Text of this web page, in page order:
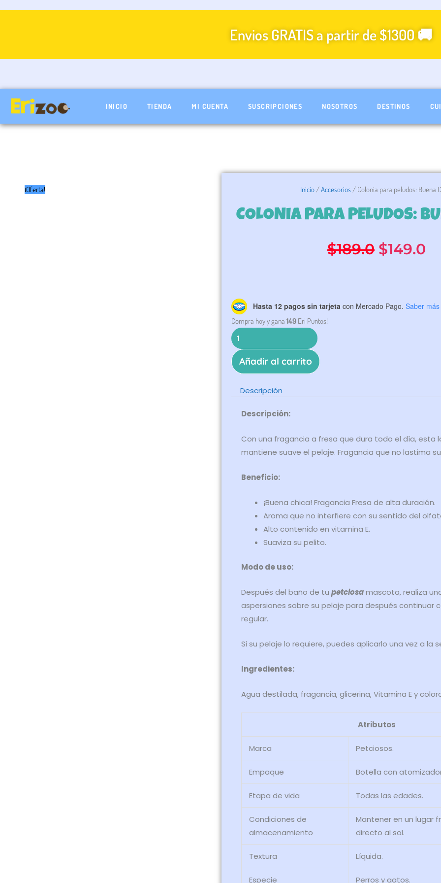
Envios GRATIS a partir de $1300 🚚
INICIO TIENDA MI CUENTA SUSCRIPCIONES NOSOTROS DESTINOS
¡Oferta! Inicio/Accesorios/ Colonia para peludos: Buena
COLONIA PARA PELUDOS:
$189.0 El
original
$149.0
Hasta 12 pagos sin tarjeta con Mercado Pago. Saber más
Compra hoy y gana 149 Eri Puntos!
Colonia
para
peludos:
Buena
Chica
cantidad
Añadir al carrito
Descripción
Descripción:
Con una fragancia a fresa que dura todo el día, esta
mantiene suave el pelaje. Fragancia que no lastima
Beneficio:
¡Buena chica! Fragancia Fresa de alta duración.
Aroma que no interfiere con su sentido del
Alto contenido en vitamina E.
Suaviza su pelito.
Modo de uso:
Después del baño de tu petciosamascota, realiza
aspersiones sobre su pelaje para después continuar
regular.
Si su pelaje lo requiere, puedes aplicarlo una vez a la
Ingredientes:
Agua destilada, fragancia, glicerina, Vitamina E y
Atributos
Marca Petciosos.
Empaque Botella con
Etapa de vida Todas las edades.
Condiciones de
almacenamiento
Mantener en un lugar
directo al sol.
Textura Líquida.
Especie Perros y gatos.